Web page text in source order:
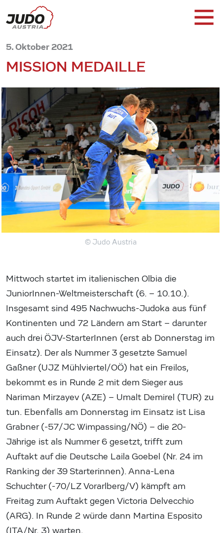
5. Oktober 2021
MISSION MEDAILLE
© Judo Austria
Mittwoch startet im italienischen Olbia die
JuniorInnen-Weltmeisterschaft (6. – 10.10.).
Insgesamt sind 495 Nachwuchs-Judoka aus fünf
Kontinenten und 72 Ländern am Start – darunter
auch drei ÖJV-StarterInnen (erst ab Donnerstag im
Einsatz). Der als Nummer 3 gesetzte Samuel
Gaßner (UJZ Mühlviertel/OÖ) hat ein Freilos,
bekommt es in Runde 2 mit dem Sieger aus
Nariman Mirzayev (AZE) – Umalt Demirel (TUR) zu
tun. Ebenfalls am Donnerstag im Einsatz ist Lisa
Grabner (-57/JC Wimpassing/NÖ) – die 20-
Jährige ist als Nummer 6 gesetzt, trifft zum
Auftakt auf die Deutsche Laila Goebel (Nr. 24 im
Ranking der 39 Starterinnen). Anna-Lena
Schuchter (-70/LZ Vorarlberg/V) kämpft am
Freitag zum Auftakt gegen Victoria Delvecchio
(ARG). In Runde 2 würde dann Martina Esposito
(ITA/Nr. 3) warten.